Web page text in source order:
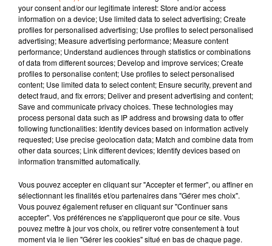
ALEX DE COLOURS IN THE STREET
à l'occasion de la sortie du nouvel album
your consent and/or our legitimate interest: Store and/or access
information on a device; Use limited data to select advertising; Create
profiles for personalised advertising; Use profiles to select personalised
advertising; Measure advertising performance; Measure content
performance; Understand audiences through statistics or combinations
of data from different sources; Develop and improve services; Create
profiles to personalise content; Use profiles to select personalised
content; Use limited data to select content; Ensure security, prevent and
detect fraud, and fix errors; Deliver and present advertising and content;
Save and communicate privacy choices. These technologies may
process personal data such as IP address and browsing data to offer
following functionalities: Identify devices based on information actively
requested; Use precise geolocation data; Match and combine data from
other data sources; Link different devices; Identify devices based on
information transmitted automatically.
Vous pouvez accepter en cliquant sur "Accepter et fermer", ou affiner en
sélectionnant les finalités et/ou partenaires dans "Gérer mes choix".
Vous pouvez également refuser en cliquant sur "Continuer sans
accepter". Vos préférences ne s'appliqueront que pour ce site. Vous
pouvez mettre à jour vos choix, ou retirer votre consentement à tout
moment via le lien "Gérer les cookies" situé en bas de chaque page.